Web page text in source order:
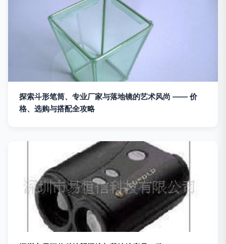
探索斗形笔筒、专业厂家与落地镜的艺术风尚 —— 价
格、选购与搭配全攻略